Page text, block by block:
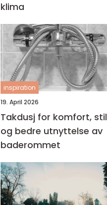
klima
inspiration
19. April 2026
Takdusj for komfort, stil
og bedre utnyttelse av
baderommet